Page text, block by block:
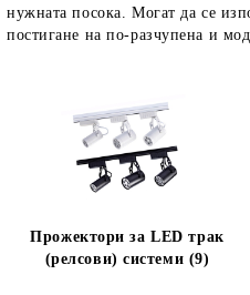
нужната посока. Могат да се
постигане на по-разчупена и
Прожектори за LED трак
(релсови) системи (9)